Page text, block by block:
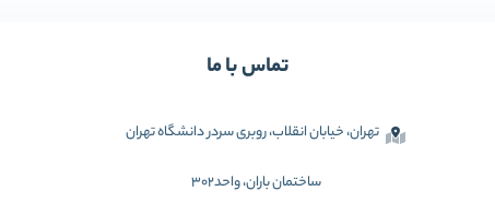
تماس با ما
تهران، خیابان انقلاب، روبری سردر دانشگاه تهران
ساختمان باران، واحد302